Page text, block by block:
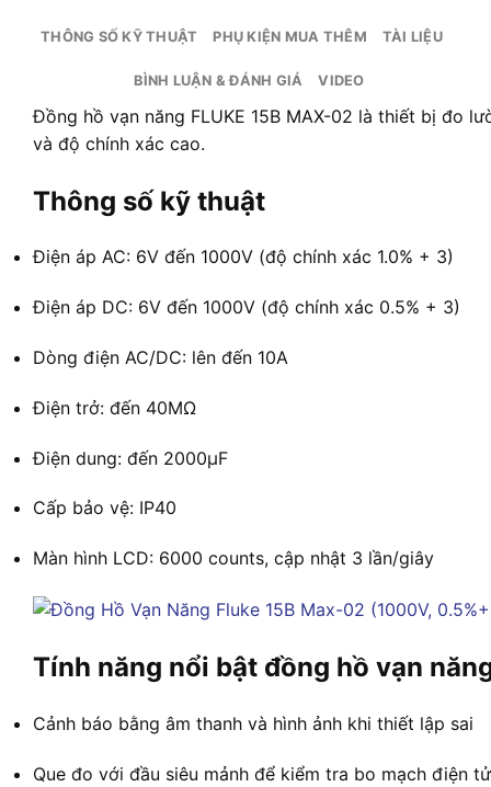
THÔNG SỐ KỸ THUẬT PHỤ KIỆN MUA THÊM TÀI LIỆU
BÌNH LUẬN & ĐÁNH GIÁ VIDEO
Đồng hồ vạn năng FLUKE 15B MAX-02 là thiết bị đo
và độ chính xác cao.
Thông số kỹ thuật
Điện áp AC: 6V đến 1000V (độ chính xác 1.0% + 3)
Điện áp DC: 6V đến 1000V (độ chính xác 0.5% + 3)
Dòng điện AC/DC: lên đến 10A
Điện trở: đến 40MΩ
Điện dung: đến 2000μF
Cấp bảo vệ: IP40
Màn hình LCD: 6000 counts, cập nhật 3 lần/giây
Tính năng nổi bật đồng hồ vạn
Cảnh báo bằng âm thanh và hình ảnh khi thiết lập sai
Que đo với đầu siêu mảnh để kiểm tra bo mạch điện tử